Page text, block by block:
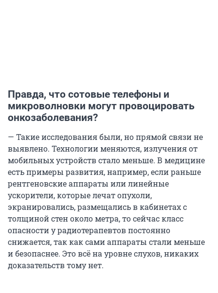
Правда, что сотовые телефоны и
микроволновки могут провоцировать
онкозаболевания?
— Такие исследования были, но прямой связи не
выявлено. Технологии меняются, излучения от
мобильных устройств стало меньше. В медицине
есть примеры развития, например, если раньше
рентгеновские аппараты или линейные
ускорители, которые лечат опухоли,
экранировались, размещались в кабинетах с
толщиной стен около метра, то сейчас класс
опасности у радиотерапевтов постоянно
снижается, так как сами аппараты стали меньше
и безопаснее. Это всё на уровне слухов, никаких
доказательств тому нет.